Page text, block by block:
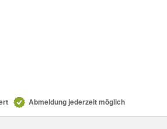
Abmeldung jederzeit möglich